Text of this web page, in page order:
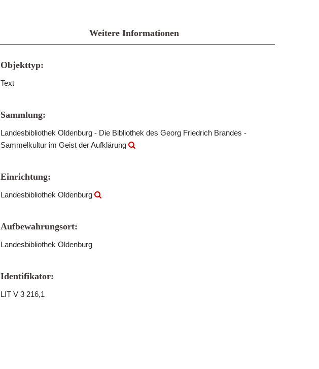
Weitere Informationen
Objekttyp:
Text
Sammlung:
Landesbibliothek Oldenburg - Die Bibliothek des Georg Friedrich Brandes -
Sammelkultur im Geist der Aufklärung
Einrichtung:
Landesbibliothek Oldenburg
Aufbewahrungsort:
Landesbibliothek Oldenburg
Identifikator:
LIT V 3 216,1